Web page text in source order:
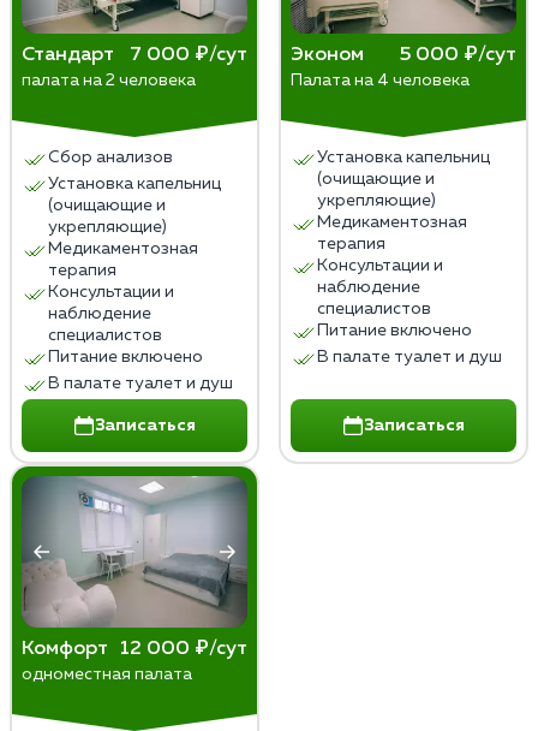
Стандарт 7 000 ₽/сут
палата на 2 человека
Сбор анализов
Установка капельниц
(очищающие и
укрепляющие)
Медикаментозная
терапия
Консультации и
наблюдение
специалистов
Питание включено
В палате туалет и душ
Записаться
Эконом 5 000 ₽/сут
Палата на 4 человека
Установка капельниц
(очищающие и
укрепляющие)
Медикаментозная
терапия
Консультации и
наблюдение
специалистов
Питание включено
В палате туалет и душ
Записаться
Комфорт 12 000 ₽/сут
одноместная палата